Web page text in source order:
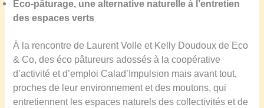
Eco-pâturage, une alternative naturelle à l’entretien
des espaces verts
À la rencontre de Laurent Volle et Kelly Doudoux de Eco
& Co, des éco pâtureurs adossés à la coopérative
d’activité et d’emploi Calad’Impulsion mais avant tout,
proches de leur environnement et des moutons, qui
entretiennent les espaces naturels des collectivités et de